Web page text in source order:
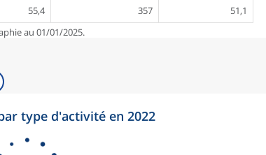
55,4 357
51,1
au 01/01/2025.
type d'activité en 2022